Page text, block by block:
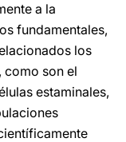
a la
fundamentales,
los
como son el
estaminales,